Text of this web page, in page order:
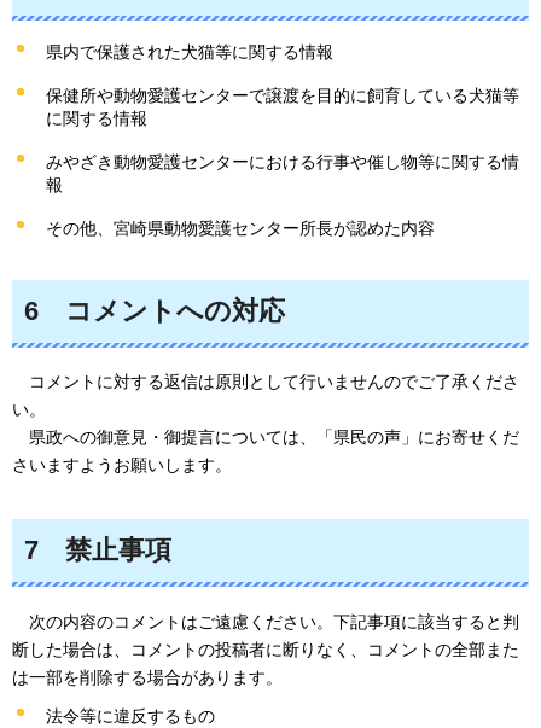
県内で保護された犬猫等に関する情報
保健所や動物愛護センターで譲渡を目的に飼育している犬猫等
に関する情報
みやざき動物愛護センターにおける行事や催し物等に関する情
報
その他、宮崎県動物愛護センター所長が認めた内容
6 コメント への対応
コメント に対する返信は原則として行いませんのでご了承くださ
い。
県政への御意見・御提言については、「県民の声」にお寄せくだ
さいますようお願いします。
7 禁止事項
次の内容のコメントはご遠慮ください。下記事項に該当すると判
断した場合は、コメントの投稿者に断りなく、コメントの全部また
は一部を削除する場合があります。
法令等に違反するもの